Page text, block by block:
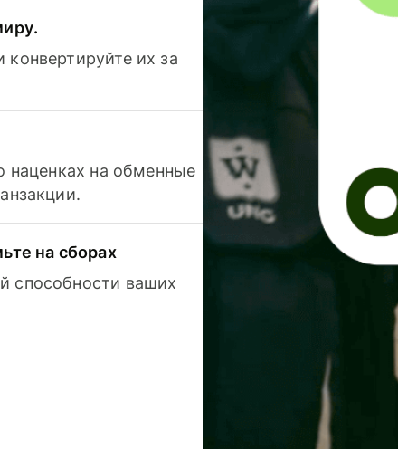
их за
наценках на обменные
на сборах
способности ваших